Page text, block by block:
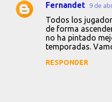
C
Fernandet 9 de
Todos los
de forma
no ha pintado
temporadas.
RESPONDER